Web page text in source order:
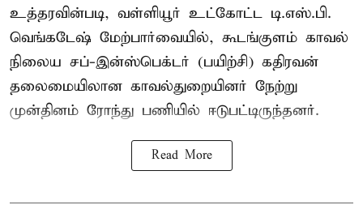
உத்தரவின்படி, வள்ளியூர் உட்கோட்ட டி.எஸ்.பி.
வெங்கடேஷ் மேற்பார்வையில், கூடங்குளம் காவல்
நிலைய சப்-இன்ஸ்பெக்டர் (பயிற்சி) கதிரவன்
தலைமையிலான காவல்துறையினர் நேற்று
முன்தினம் ரோந்து பணியில் ஈடுபட்டிருந்தனர்.
Read More